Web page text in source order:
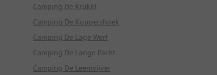
Camping De Krukel
Camping De Kuupershoek
Camping De Lage Werf
Camping De Lange Pacht
Camping De Leemvijver